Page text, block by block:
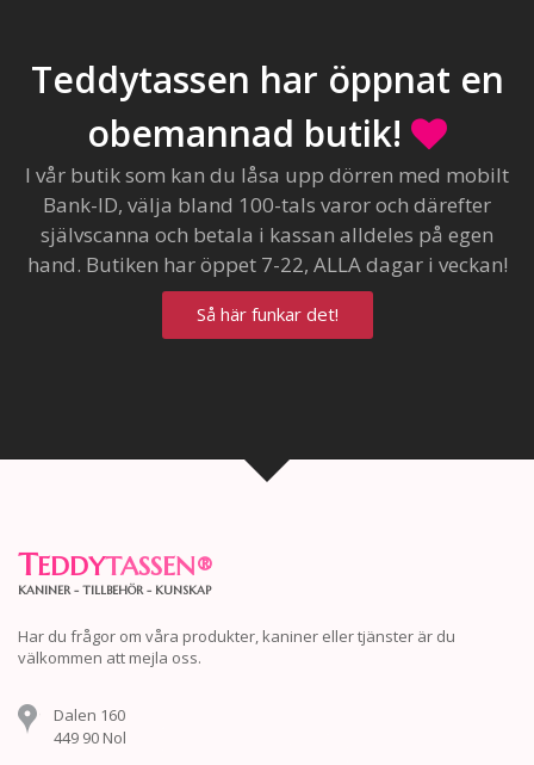
Teddytassen har öppnat en
obemannad butik!
I vår butik som kan du låsa upp dörren med mobilt
Bank-ID, välja bland 100-tals varor och därefter
självscanna och betala i kassan alldeles på egen
hand. Butiken har öppet 7-22, ALLA dagar i veckan!
Så här funkar det!
TEDDYTASSEN®
KANINER - TILLBEHÖR - KUNSKAP
Har du frågor om våra produkter, kaniner eller tjänster är du
välkommen att mejla oss.
Dalen 160
449 90 Nol